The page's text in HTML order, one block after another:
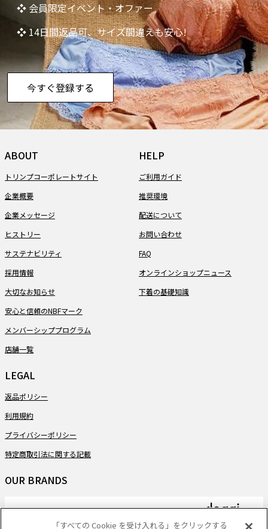
❖ 会員限定イベント・オファー
❖ 14日間返品可、サイズ間違えも安心!
今すぐ登録する
ABOUT
トリンプコーポレートサイト
企業概要
企業メッセージ
ヒストリー
サステナビリティ
採用情報
大切なお知らせ
安心と信頼のNBFマーク
メンバーシッププログラム
店舗一覧
HELP
ご利用ガイド
推奨環境
配送について
お問い合わせ
FAQ
オンラインショップニュース
下着の基礎知識
LEGAL
返品ポリシー
利用規約
プライバシーポリシー
特定商取引法に関する記載
OUR BRANDS
「すべての Cookie を受け入れる」をクリックする